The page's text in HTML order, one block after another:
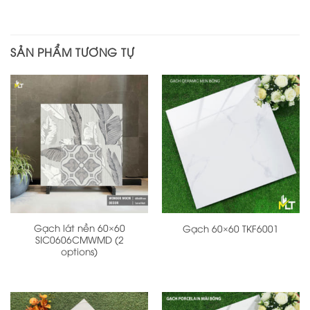
SẢN PHẨM TƯƠNG TỰ
Gạch lát nền 60×60
SIC0606CMWMD (2
options)
Gạch 60×60 TKF6001